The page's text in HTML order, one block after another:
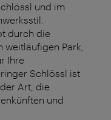
und im
durch die
Park,
Ihre
Schlössl ist
Art, die
und